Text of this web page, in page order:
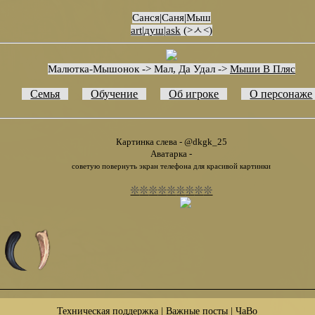
Санся|Саня|Мыш
art|душ|ask (>ㅅ<)
Малютка-Мышонок -> Мал, Да Удал -> Мыши В Пляс
⠀Семья ⠀Обучение ⠀Об игроке ⠀О персонаже
Картинка слева - @dkgk_25
Аватарка -
советую повернуть экран телефона для красивой картинки
❊❊❊❊❊❊❊❊❊
Техническая поддержка |Важные посты |ЧаВо